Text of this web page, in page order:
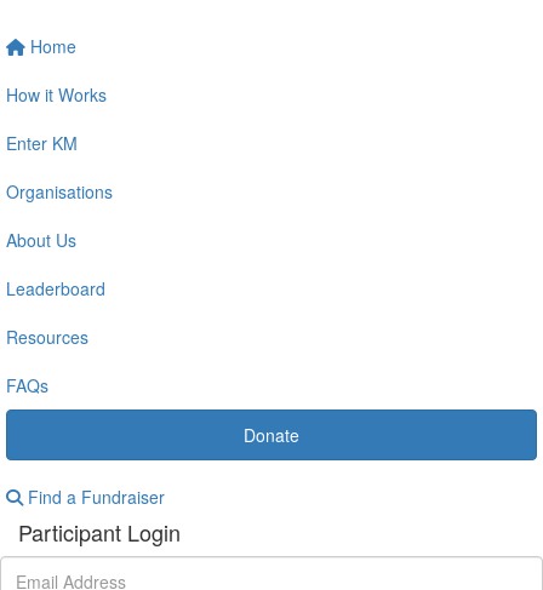
Home
How it Works
Enter KM
Organisations
About Us
Leaderboard
Resources
FAQs
Donate
Find a Fundraiser
Participant Login